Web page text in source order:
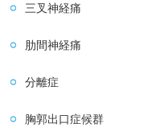
三叉神経痛
肋間神経痛
分離症
胸郭出口症候群